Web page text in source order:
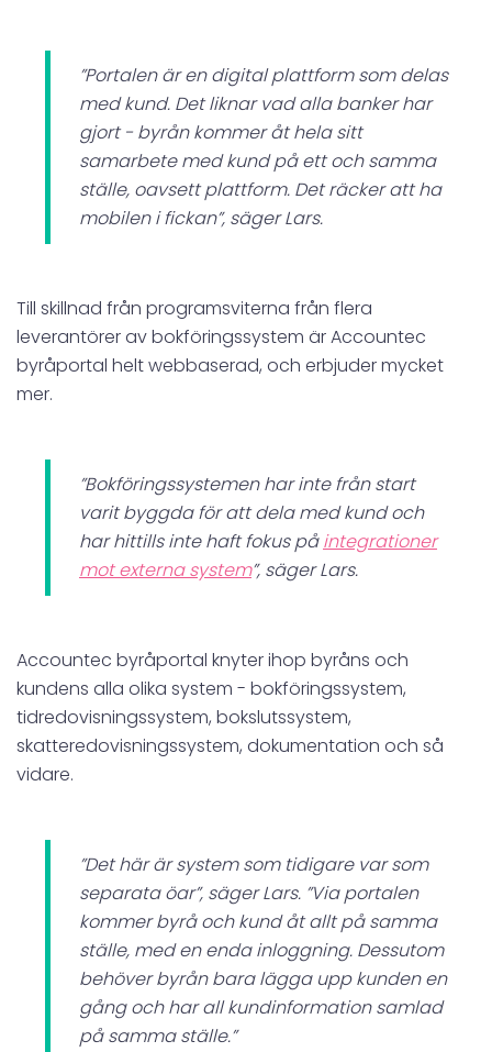
”Portalen är en digital plattform som delas
med kund. Det liknar vad alla banker har
gjort - byrån kommer åt hela sitt
samarbete med kund på ett och samma
ställe, oavsett plattform. Det räcker att ha
mobilen i fickan”, säger Lars.
Till skillnad från programsviterna från flera
leverantörer av bokföringssystem är Accountec
byråportal helt webbaserad, och erbjuder mycket
mer.
”Bokföringssystemen har inte från start
varit byggda för att dela med kund och
har hittills inte haft fokus påintegrationer
mot externa system”, säger Lars.
Accountec byråportal knyter ihop byråns och
kundens alla olika system - bokföringssystem,
tidredovisningssystem, bokslutssystem,
skatteredovisningssystem, dokumentation och så
vidare.
”Det här är system som tidigare var som
separata öar”, säger Lars. ”Via portalen
kommer byrå och kund åt allt på samma
ställe, med en enda inloggning. Dessutom
behöver byrån bara lägga upp kunden en
gång och har all kundinformation samlad
på samma ställe.”